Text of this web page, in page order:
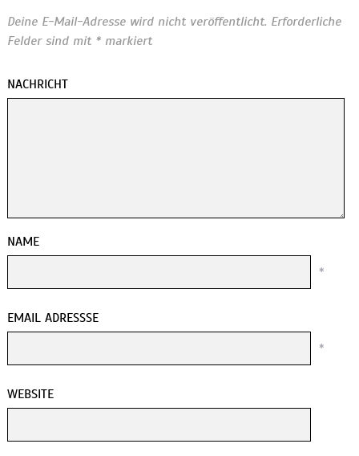
Deine E-Mail-Adresse wird nicht veröffentlicht. Erforderliche
Felder sind mit *markiert
NACHRICHT
NAME
*
EMAIL ADRESSSE
*
WEBSITE